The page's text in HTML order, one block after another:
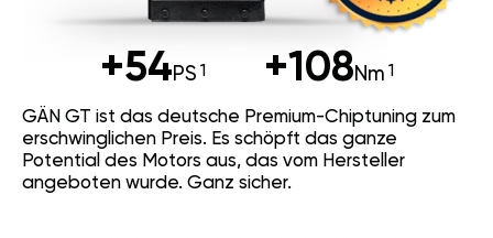
+54PS +108Nm
GÄN GT ist das deutsche Premium-Chiptuning zum
erschwinglichen Preis. Es schöpft das ganze
Potential des Motors aus, das vom Hersteller
angeboten wurde. Ganz sicher.